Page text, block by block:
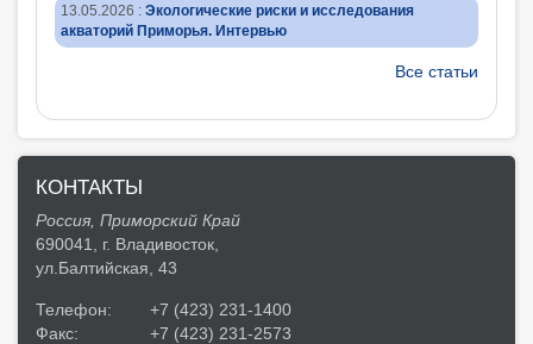
13.05.2026 : Экологические риски и исследования
акваторий Приморья. Интервью
Все статьи
КОНТАКТЫ
Россия, Приморский Край
690041, г. Владивосток,
ул.Балтийская, 43
Телефон:
+7 (423) 231-1400
Факс:
+7 (423) 231-2573